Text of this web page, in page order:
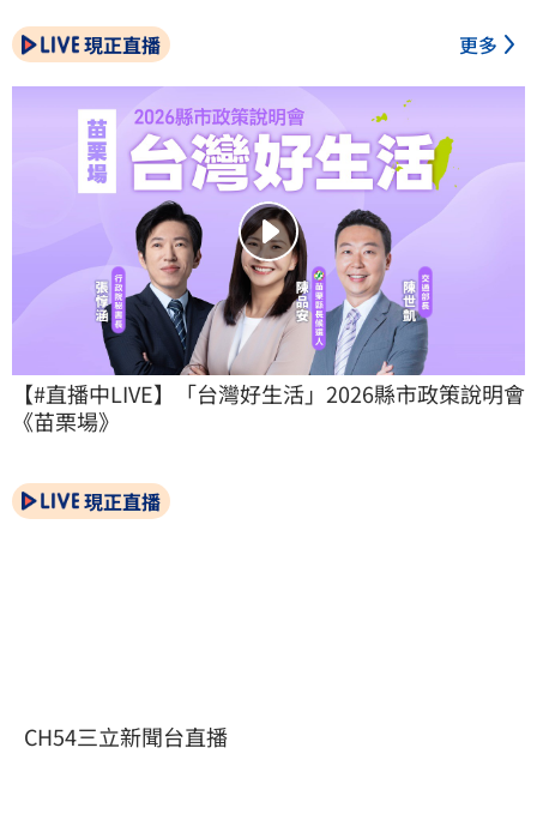
現正直播 更多
【#直播中LIVE】「台灣好生活」2026縣市政策說明會
《苗栗場》
現正直播
CH54三立新聞台直播